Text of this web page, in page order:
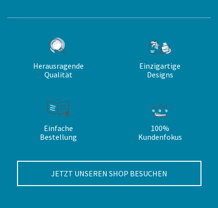
Herausragende
Qualität
Einzigartige
Designs
Einfache
Bestellung
100%
Kundenfokus
JETZT UNSEREN SHOP BESUCHEN